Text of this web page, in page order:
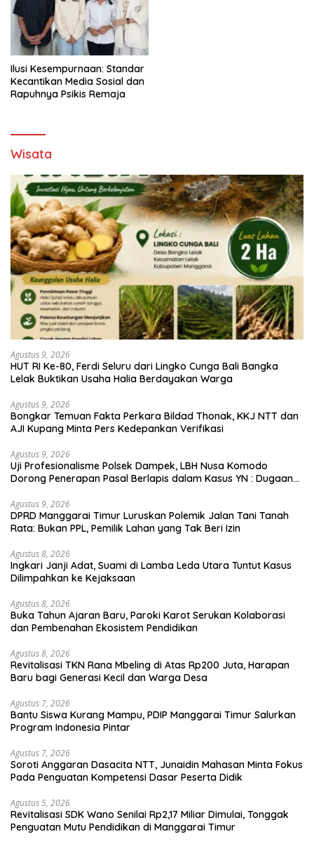
Ilusi Kesempurnaan: Standar
Kecantikan Media Sosial dan
Rapuhnya Psikis Remaja
Wisata
Agustus 9, 2026
HUT RI Ke-80, Ferdi Seluru dari Lingko Cunga Bali Bangka
Lelak Buktikan Usaha Halia Berdayakan Warga
Agustus 9, 2026
Bongkar Temuan Fakta Perkara Bildad Thonak, KKJ NTT dan
AJI Kupang Minta Pers Kedepankan Verifikasi
Agustus 9, 2026
Uji Profesionalisme Polsek Dampek, LBH Nusa Komodo
Dorong Penerapan Pasal Berlapis dalam Kasus YN : Dugaan
Agustus 9, 2026
DPRD Manggarai Timur Luruskan Polemik Jalan Tani Tanah
Rata: Bukan PPL, Pemilik Lahan yang Tak Beri Izin
Agustus 8, 2026
Ingkari Janji Adat, Suami di Lamba Leda Utara Tuntut Kasus
Dilimpahkan ke Kejaksaan
Agustus 8, 2026
Buka Tahun Ajaran Baru, Paroki Karot Serukan Kolaborasi
dan Pembenahan Ekosistem Pendidikan
Agustus 8, 2026
Revitalisasi TKN Rana Mbeling di Atas Rp200 Juta, Harapan
Baru bagi Generasi Kecil dan Warga Desa
Agustus 7, 2026
Bantu Siswa Kurang Mampu, PDIP Manggarai Timur Salurkan
Program Indonesia Pintar
Agustus 7, 2026
Soroti Anggaran Dasacita NTT, Junaidin Mahasan Minta Fokus
Pada Penguatan Kompetensi Dasar Peserta Didik
Agustus 5, 2026
Revitalisasi SDK Wano Senilai Rp2,17 Miliar Dimulai, Tonggak
Penguatan Mutu Pendidikan di Manggarai Timur